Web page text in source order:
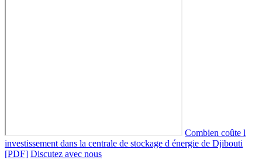
Combien coûte l
investissement dans la centrale de stockage d énergie de Djibouti
[PDF] Discutez avec nous